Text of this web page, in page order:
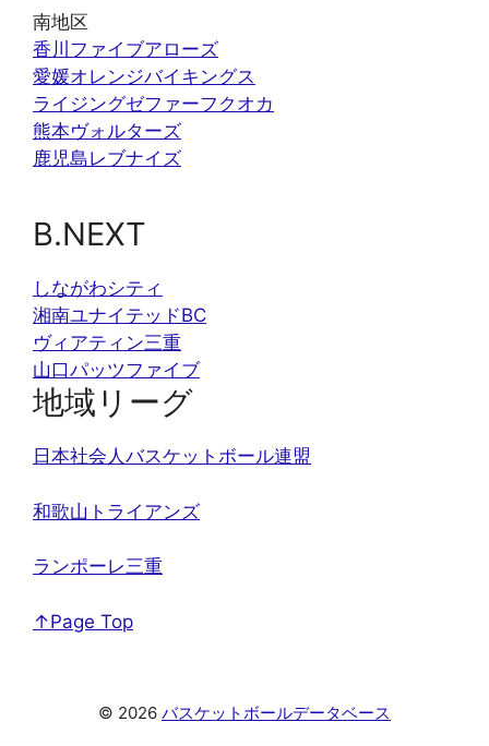
南地区
香川ファイブアローズ
愛媛オレンジバイキングス
ライジングゼファーフクオカ
熊本ヴォルターズ
鹿児島レブナイズ
B.NEXT
しながわシティ
湘南ユナイテッドBC
ヴィアティン三重
山口パッツファイブ
地域リーグ
日本社会人バスケットボール連盟
和歌山トライアンズ
ランポーレ三重
↑Page Top
© 2026 バスケットボールデータベース